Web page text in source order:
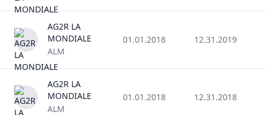
AG2R LA
MONDIALE
ALM
01.01.2018 12.31.2019
AG2R LA
MONDIALE
ALM
01.01.2018 12.31.2018